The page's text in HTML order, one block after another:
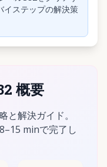
イステップの解決策
概要
解決ガイド。
minで完了し